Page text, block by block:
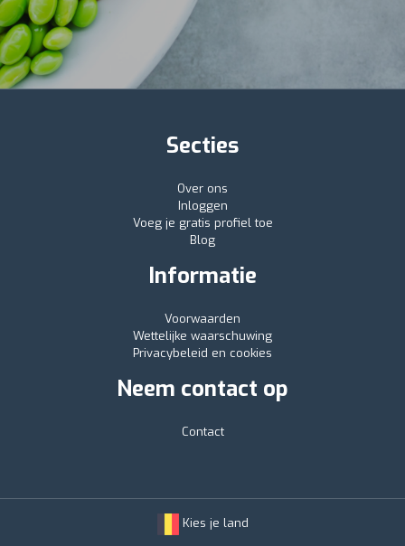
Secties
Over ons
Inloggen
Voeg je gratis profiel toe
Blog
Informatie
Voorwaarden
Wettelijke waarschuwing
Privacybeleid en cookies
Neem contact op
Contact
Kies je land